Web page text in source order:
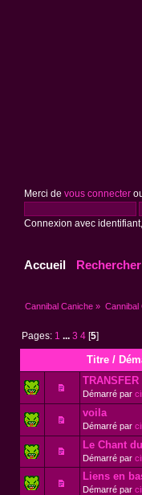
Merci de vous connecter
Connexion avec
Accueil Rechercher
Cannibal Caniche » Cannibal
Pages: 1 ...3 4 [5]
Titre /
Démarré par
voila
Démarré par
Le Chant
Démarré par
Liens en
Démarré par